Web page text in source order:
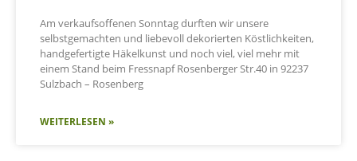
Am verkaufsoffenen Sonntag durften wir unsere
selbstgemachten und liebevoll dekorierten Köstlichkeiten,
handgefertigte Häkelkunst und noch viel, viel mehr mit
einem Stand beim Fressnapf Rosenberger Str.40 in 92237
Sulzbach – Rosenberg
WEITERLESEN »